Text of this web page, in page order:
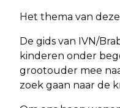
Het thema van
De gids van IVN/
kinderen onder
grootouder mee
zoek gaan naar de